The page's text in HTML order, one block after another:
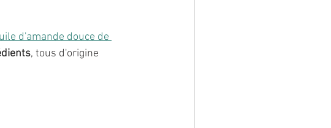
d'amande douce de
, tous d'origine